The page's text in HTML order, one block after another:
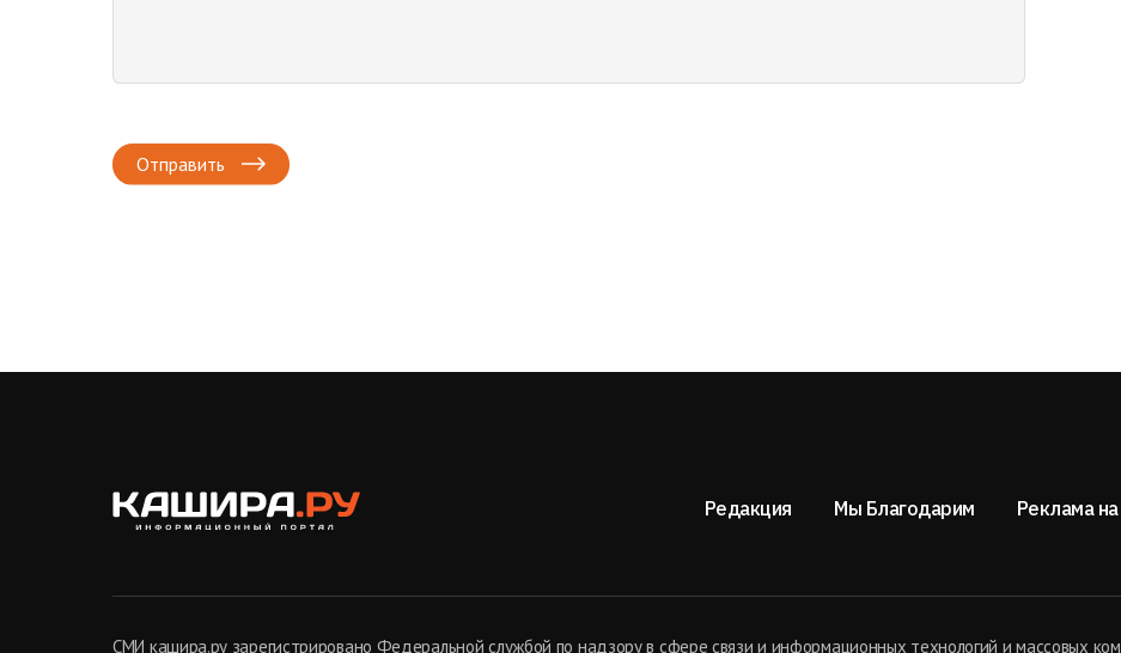
Отправить
Редакция Мы Благодарим Реклама
СМИ кашира.ру зарегистрировано Федеральной службой по надзору в сфере связи и информационных технологий и массовых